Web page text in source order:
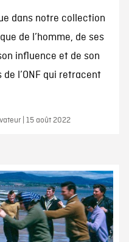
dans notre collection
de l’homme, de ses
influence et de son
l’ONF qui retracent
| 15 août 2022